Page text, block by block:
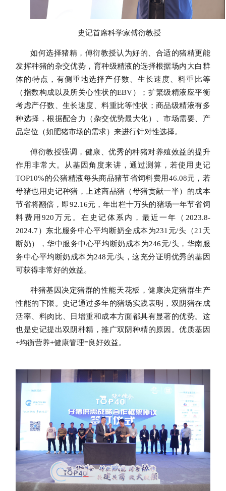
史记首席科学家傅衍教授
如何选择猪精，傅衍教授认为好的、合适的猪精更能
发挥种猪的杂交优势，育种级精液的选择根据场内大白群
体的特点，有侧重地选择产仔数、生长速度、料重比等
（指数构成以及所关心性状的EBV）；扩繁级精液应平衡
考虑产仔数、生长速度、料重比等性状；商品级精液有多
种选择，根据配合力（杂交优势最大化）、市场需要、产
品定位（如肥猪市场的需求）来进行针对性选择。
傅衍教授强调，健康、优秀的种猪对养殖效益的提升
作用非常大。从基因角度来讲，通过测算，若使用史记
TOP10%的公猪精液每头商品猪节省饲料费用46.08元，若
母猪也用史记种猪，上述商品猪（母猪贡献一半）的成本
节省将翻倍，即92.16元，年出栏十万头的猪场一年节省饲
料费用920万元。在史记体系内，最近一年（2023.8-
2024.7）东北服务中心平均断奶全成本为231元/头（21 天
断奶），华中服务中心平均断奶成本为246元/头，华南服
务中心平均断奶成本为248元/头，这充分证明优秀的基因
可获得非常好的效益。
种猪基因决定猪群的性能天花板，健康决定猪群生产
性能的下限。史记通过多年的猪场实践表明，双阴猪在成
活率、料肉比、日增重和成本方面都具有显著的优势。这
也是史记提出双阴种精，推广双阴种精的原因。优质基因
+均衡营养+健康管理=良好效益。